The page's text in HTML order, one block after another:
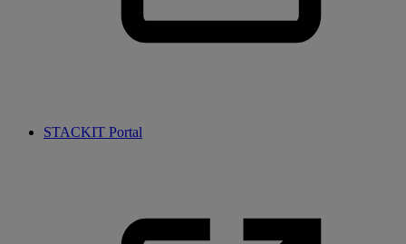
STACKIT Portal